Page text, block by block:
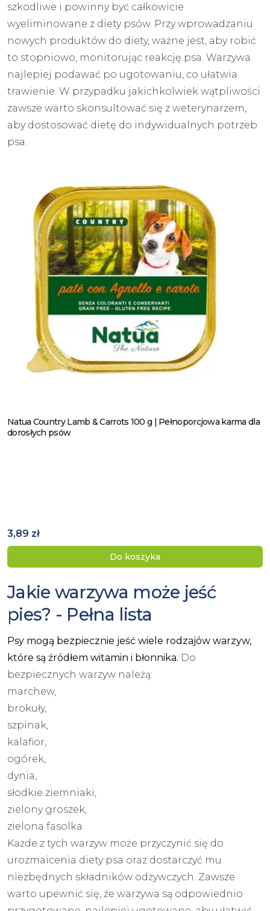
szkodliwe i powinny być całkowicie
wyeliminowane z diety psów. Przy wprowadzaniu
nowych produktów do diety, ważne jest, aby robić
to stopniowo, monitorując reakcję psa. Warzywa
najlepiej podawać po ugotowaniu, co ułatwia
trawienie. W przypadku jakichkolwiek wątpliwości
zawsze warto skonsultować się z weterynarzem,
aby dostosować dietę do indywidualnych potrzeb
psa.
Zobacz produkt
Natua Country Lamb & Carrots 100 g | Pełnoporcjowa karma dla
dorosłych psów
3,89 zł
Do koszyka
Jakie warzywa może jeść
pies? - Pełna lista
Psy mogą bezpiecznie jeść wiele rodzajów warzyw,
które są źródłem witamin i błonnika. Do
bezpiecznych warzyw należą:
marchew,
brokuły,
szpinak,
kalafior,
ogórek,
dynia,
słodkie ziemniaki,
zielony groszek,
zielona fasolka.
Każde z tych warzyw może przyczynić się do
urozmaicenia diety psa oraz dostarczyć mu
niezbędnych składników odżywczych. Zawsze
warto upewnić się, że warzywa są odpowiednio